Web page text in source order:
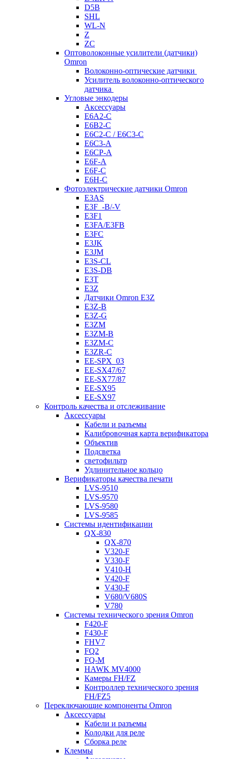
D5B
SHL
WL-N
Z
ZC
Оптоволоконные усилители (датчики)
Omron
Волоконно-оптические датчики
Усилитель волоконно-оптического
датчика
Угловые энкодеры
Аксессуары
E6A2-C
E6B2-C
E6C2-C / E6C3-C
E6C3-A
E6CP-A
E6F-A
E6F-C
E6H-C
Фотоэлектрические датчики Omron
E3AS
E3F_-B/-V
E3F1
E3FA/E3FB
E3FC
E3JK
E3JM
E3S-CL
E3S-DB
E3T
E3Z
Датчики Omron E3Z
E3Z-B
E3Z-G
E3ZM
E3ZM-B
E3ZM-C
E3ZR-C
EE-SPX_03
EE-SX47/67
EE-SX77/87
EE-SX95
EE-SX97
Контроль качества и отслеживание
Аксессуары
Кабели и разъемы
Калибровочная карта верификатора
Объектив
Подсветка
светофильтр
Удлинительное кольцо
Верификаторы качества печати
LVS-9510
LVS-9570
LVS-9580
LVS-9585
Системы идентификации
QX-830
QX-870
V320-F
V330-F
V410-H
V420-F
V430-F
V680/V680S
V780
Системы технического зрения Omron
F420-F
F430-F
FHV7
FQ2
FQ-M
HAWK MV4000
Камеры FH/FZ
Контроллер технического зрения
FH/FZ5
Переключающие компоненты Omron
Аксессуары
Кабели и разъемы
Колодки для реле
Сборка реле
Клеммы